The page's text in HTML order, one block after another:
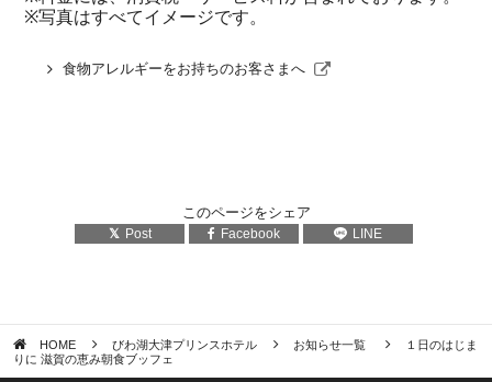
※写真はすべてイメージです。
食物アレルギーをお持ちのお客さまへ
このページをシェア
Post Facebook LINE
HOME びわ湖大津プリンスホテル お知らせ一覧
１日のはじま
りに 滋賀の恵み朝食ブッフェ